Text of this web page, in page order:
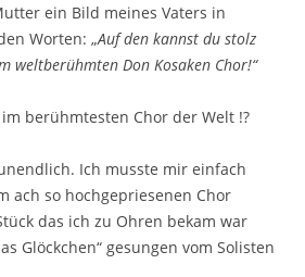
ein Bild meines Vaters in
Worten: „Auf den kannst du stolz
weltberühmten Don Kosaken Chor!“
berühmtesten Chor der Welt !?
Ich musste mir einfach
ach so hochgepriesenen Chor
das ich zu Ohren bekam war
Glöckchen“ gesungen vom Solisten